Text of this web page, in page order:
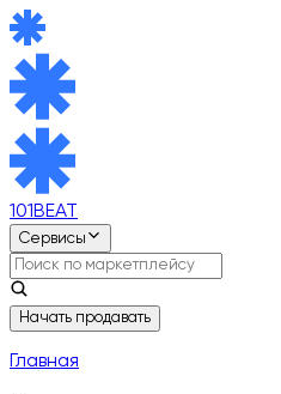
101BEAT
Сервисы
Начать продавать
Главная